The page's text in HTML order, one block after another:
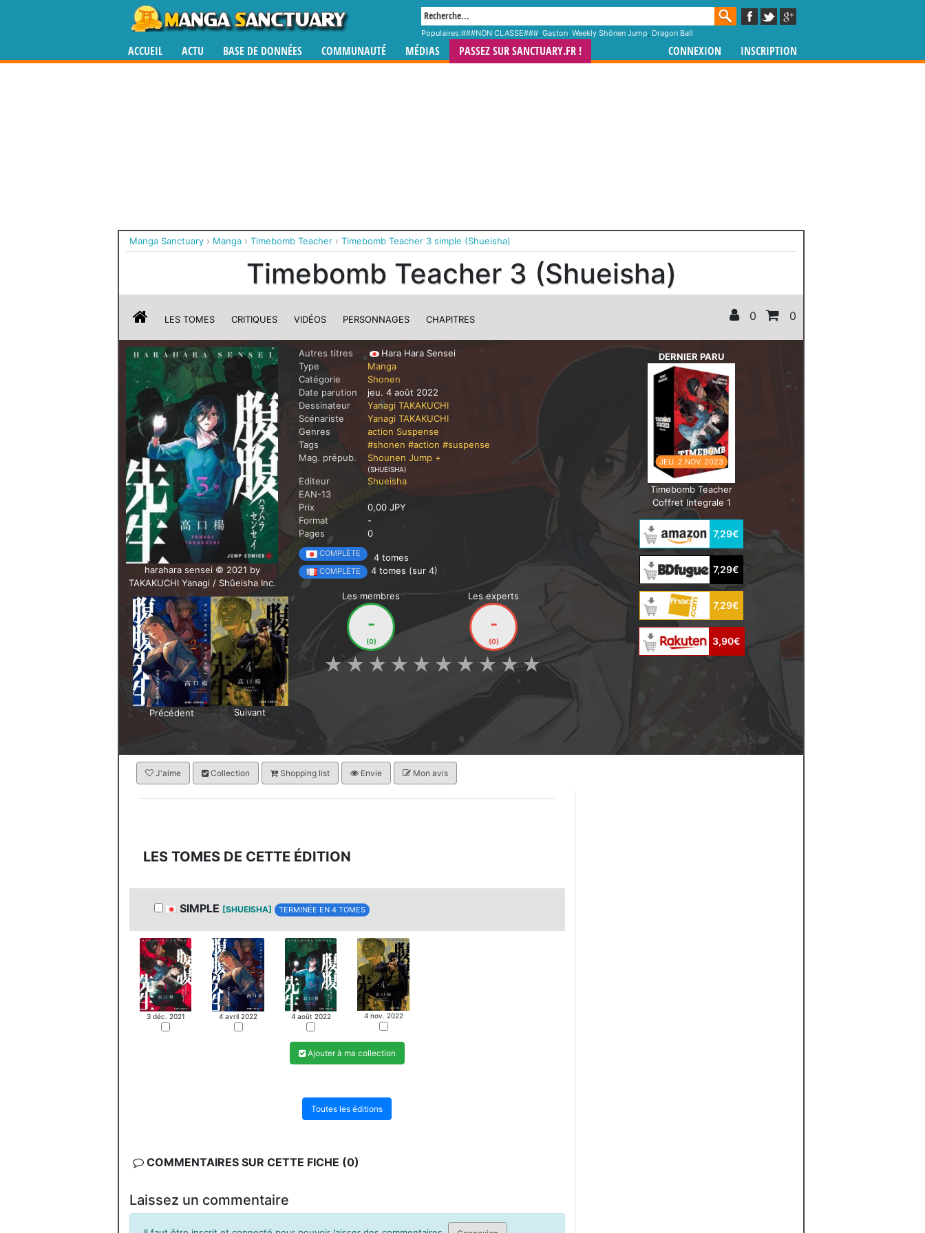
Populaires:###NON CLASSE###, Gaston, Weekly Shônen Jump, Dragon Ball
ACCUEIL ACTU BASE DE DONNÉES COMMUNAUTÉ MÉDIAS PASSEZ SUR SANCTUARY.FR ! CONNEXION INSCRIPTION
Manga Sanctuary › Manga › Timebomb Teacher › Timebomb Teacher 3 simple (Shueisha)
Timebomb Teacher 3 (Shueisha)
LES TOMES CRITIQUES VIDÉOS PERSONNAGES CHAPITRES 0 0
harahara sensei © 2021 by
TAKAKUCHI Yanagi / Shûeisha Inc.
Précédent Suivant
Autres titres
Hara Hara Sensei
Type
Manga
Catégorie
Shonen
Date parution
jeu. 4 août 2022
Dessinateur
Yanagi TAKAKUCHI
Scénariste
Yanagi TAKAKUCHI
Genres
action Suspense
Tags
#shonen #action #suspense
Mag. prépub.
Shounen Jump +
(SHUEISHA)
Editeur
Shueisha
EAN-13
Prix
0,00 JPY
Format
-
Pages
0
COMPLÈTE 4 tomes
COMPLÈTE 4 tomes (sur 4)
Les membres
-
(0)
Les experts
-
(0)
★
★
★
★
★
★
★
★
★
★
DERNIER PARU
JEU. 2 NOV. 2023
Timebomb Teacher
Coffret Integrale 1
7,29€
7,29€
7,29€
3,90€
J'aime Collection Shopping list Envie Mon avis
LES TOMES DE CETTE ÉDITION
SIMPLE [SHUEISHA] TERMINÉE EN 4 TOMES
3 déc. 2021 4 avril 2022 4 août 2022 4 nov. 2022
Ajouter à ma collection
Toutes les éditions
COMMENTAIRES SUR CETTE FICHE (0)
Laissez un commentaire